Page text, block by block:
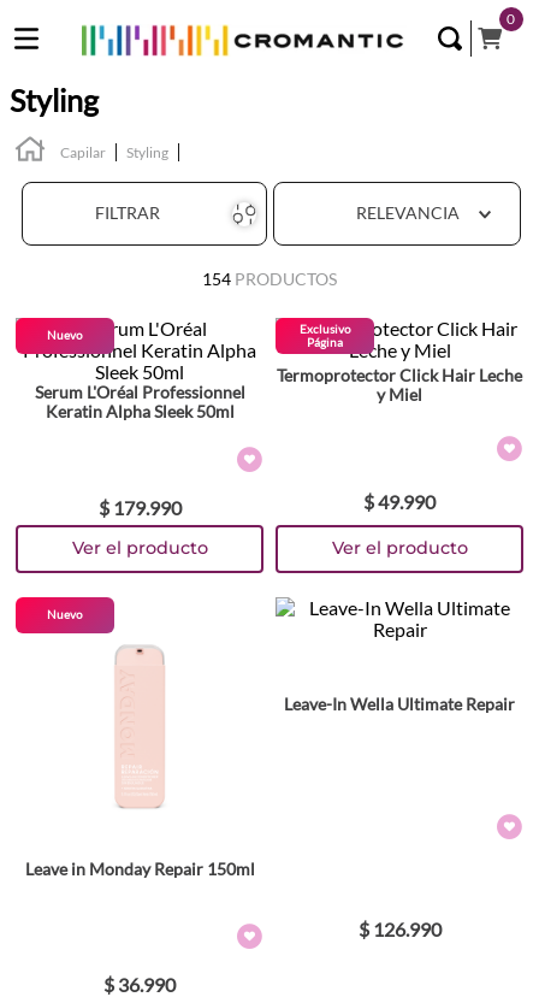
0
Styling
Capilar Styling
FILTRAR RELEVANCIA
154 PRODUCTOS
Nuevo
Serum L'Oréal Professionnel
Keratin Alpha Sleek 50ml
$ 179.990
Exclusivo
Página
Termoprotector Click Hair Leche
y Miel
$49.990
Nuevo
Leave in Monday Repair 150ml
$ 36.990
Leave-In Wella Ultimate Repair
$ 126.990